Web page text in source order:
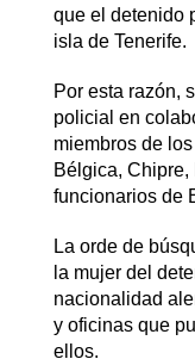
que el detenido
isla de Tenerife.
Por esta razón,
policial en
miembros de
Bélgica,
funcionarios de
La orde de
la mujer del
nacionalidad
y oficinas que
ellos.